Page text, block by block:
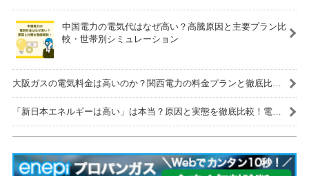
中国電力の電気代はなぜ高い？高騰原因と主要プラン比
較・世帯別シミュレーション
大阪ガスの電気料金は高いのか？関西電力の料金プランと徹底比
較！
「新日本エネルギーは高い」は本当？原因と実態を徹底比較！電気
代を安くする解決策も紹介